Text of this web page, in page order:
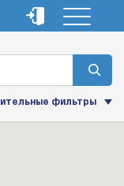
фильтры